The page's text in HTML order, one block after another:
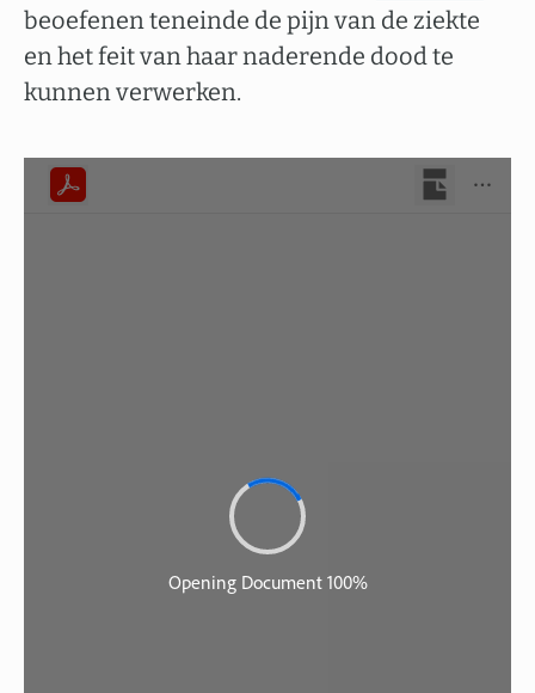
beoefenen teneinde de pijn van de ziekte
en het feit van haar naderende dood te
kunnen verwerken.